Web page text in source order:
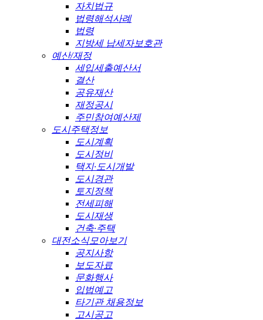
자치법규
법령해석사례
법령
지방세 납세자보호관
예산/재정
세입세출예산서
결산
공유재산
재정공시
주민참여예산제
도시주택정보
도시계획
도시정비
택지·도시개발
도시경관
토지정책
전세피해
도시재생
건축·주택
대전소식모아보기
공지사항
보도자료
문화행사
입법예고
타기관 채용정보
고시공고